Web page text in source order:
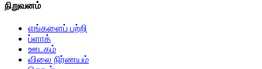
நிறுவனம்
எங்களைப் பற்றி
ப்ளாக்
ஊடகம்
விலை நிர்ணயம்